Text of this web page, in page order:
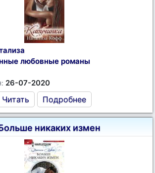
любовные романы
26-07-2020
Читать Подробнее
никаких измен